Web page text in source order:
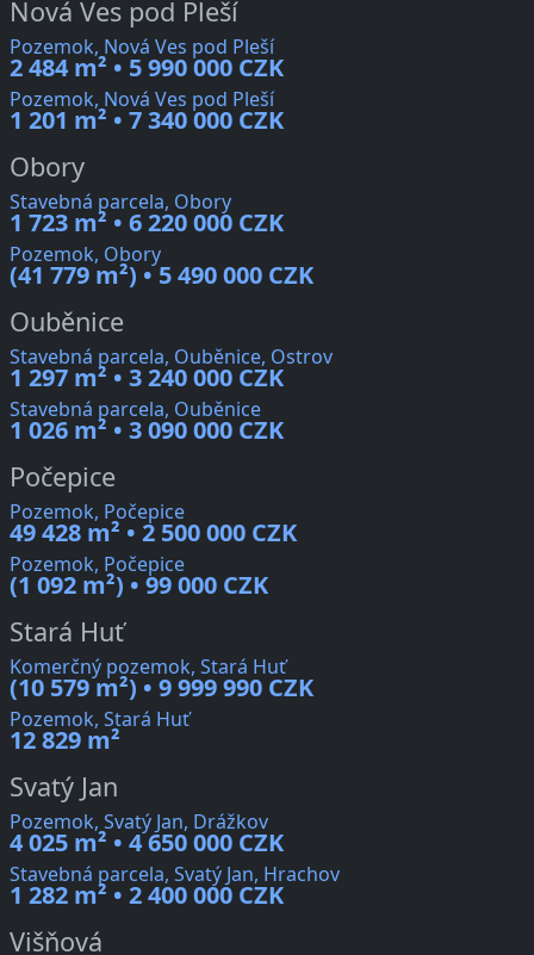
Nová Ves pod Pleší
Pozemok, Nová Ves pod Pleší
2 484 m² • 5 990 000 CZK
Pozemok, Nová Ves pod Pleší
1 201 m² • 7 340 000 CZK
Obory
Stavebná parcela, Obory
1 723 m² • 6 220 000 CZK
Pozemok, Obory
(41 779 m²) • 5 490 000 CZK
Ouběnice
Stavebná parcela, Ouběnice, Ostrov
1 297 m² • 3 240 000 CZK
Stavebná parcela, Ouběnice
1 026 m² • 3 090 000 CZK
Počepice
Pozemok, Počepice
49 428 m² • 2 500 000 CZK
Pozemok, Počepice
(1 092 m²) • 99 000 CZK
Stará Huť
Komerčný pozemok, Stará Huť
(10 579 m²) • 9 999 990 CZK
Pozemok, Stará Huť
12 829 m²
Svatý Jan
Pozemok, Svatý Jan, Drážkov
4 025 m² • 4 650 000 CZK
Stavebná parcela, Svatý Jan, Hrachov
1 282 m² • 2 400 000 CZK
Višňová